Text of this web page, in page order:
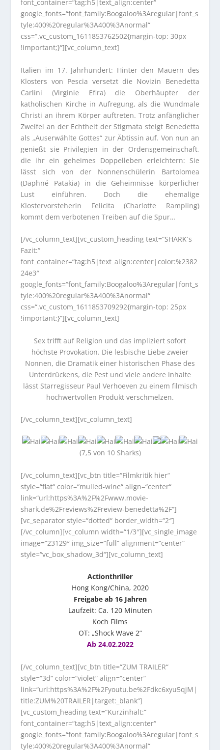
font_container=“tag:h5|text_align:center“
google_fonts=“font_family:Boogaloo%3Aregular|font_s
tyle:400%20regular%3A400%3Anormal“
css=“.vc_custom_1611853762502{margin-top: 30px
!important;}“][vc_column_text]
Italien im 17. Jahrhundert: Hinter den Mauern des
Klosters von Pescia versetzt die Novizin Benedetta
Carlini (Virginie Efira) die Oberhäupter der
katholischen Kirche in Aufregung, als die Wundmale
Christi an ihrem Körper auftreten. Trotz anfänglicher
Zweifel an der Echtheit der Stigmata steigt Benedetta
als „Auserwählte Gottes“ zur Äbtissin auf. Von nun an
genießt sie Privilegien in der Ordensgemeinschaft,
die ihr ein geheimes Doppelleben erleichtern: Sie
lässt sich von der Nonnenschülerin Bartolomea
(Daphné Patakia) in die Geheimnisse körperlicher
Lust einführen. Doch die ehemalige
Klostervorsteherin Felicita (Charlotte Rampling)
kommt dem verbotenen Treiben auf die Spur…
[/vc_column_text][vc_custom_heading text=“SHARK´s
Fazit:“
font_container=“tag:h5|text_align:center|color:%2382
24e3″
google_fonts=“font_family:Boogaloo%3Aregular|font_s
tyle:400%20regular%3A400%3Anormal“
css=“.vc_custom_1611853709292{margin-top: 25px
!important;}“][vc_column_text]
Sex trifft auf Religion und das impliziert sofort
höchste Provokation. Die lesbische Liebe zweier
Nonnen, die Dramatik einer historischen Phase des
Unterdrückens, die Pest und viele andere Inhalte
lässt Starregisseur Paul Verhoeven zu einem filmisch
hochwertvollen Produkt verschmelzen.
[/vc_column_text][vc_column_text]
(7,5 von 10 Sharks)
[/vc_column_text][vc_btn title=“Filmkritik hier“
style=“flat“ color=“mulled-wine“ align=“center“
link=“url:https%3A%2F%2Fwww.movie-
shark.de%2Freviews%2Freview-benedetta%2F“]
[vc_separator style=“dotted“ border_width=“2″]
[/vc_column][vc_column width=“1/3″][vc_single_image
image=“23129″ img_size=“full“ alignment=“center“
style=“vc_box_shadow_3d“][vc_column_text]
Actionthriller
Hong Kong/China, 2020
Freigabe ab 16 Jahren
Laufzeit: Ca. 120 Minuten
Koch Films
OT: „Shock Wave 2“
Ab 24.02.2022
[/vc_column_text][vc_btn title=“ZUM TRAILER“
style=“3d“ color=“violet“ align=“center“
link=“url:https%3A%2F%2Fyoutu.be%2Fdkc6xyu5qjM|
title:ZUM%20TRAILER|target:_blank“]
[vc_custom_heading text=“Kurzinhalt:“
font_container=“tag:h5|text_align:center“
google_fonts=“font_family:Boogaloo%3Aregular|font_s
tyle:400%20regular%3A400%3Anormal“